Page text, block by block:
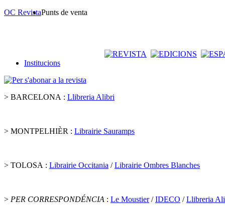
OC RevistaPunts de venta
Institucions
> BARCELONA : Llibreria Alibri
> MONTPELHIÈR : Librairie Sauramps
> TOLOSA : Librairie Occitania /Librairie Ombres Blanches
> PER CORRESPONDÉNCIA : Le Moustier/IDECO /Llibreria